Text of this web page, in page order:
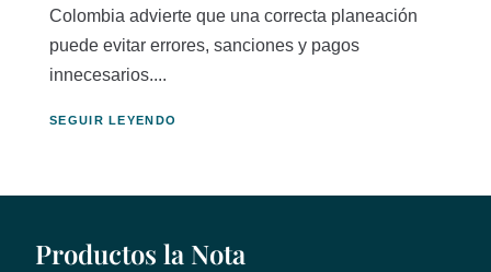
Colombia advierte que una correcta planeación
puede evitar errores, sanciones y pagos
innecesarios....
SEGUIR LEYENDO
Productos la Nota